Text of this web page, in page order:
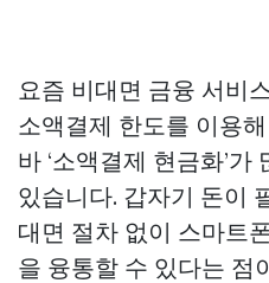
요즘 비대면 금융 서비
소액결제 한도를 이용
바 ‘소액결제 현금화’
있습니다. 갑자기 돈이
대면 절차 없이 스마트
을 융통할 수 있다는 점